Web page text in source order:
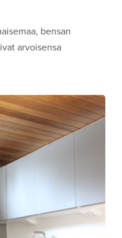
bensan
arvoisensa